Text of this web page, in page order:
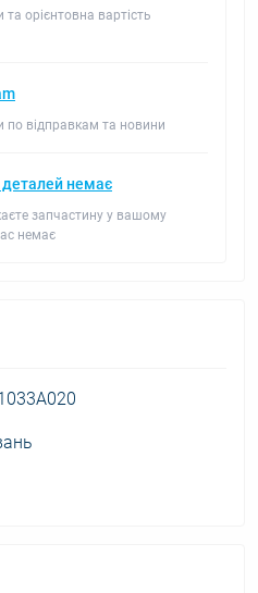
орієнтовна вартість
по відправкам та новини
немає
запчастину у вашому
немає